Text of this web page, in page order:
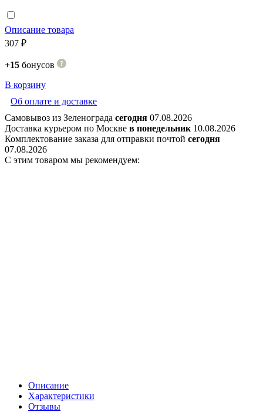
Описание товара
307 ₽
+15 бонусов
В корзину
Об оплате и доставке
Самовывоз из Зеленограда сегодня 07.08.2026
Доставка курьером по Москве в понедельник 10.08.2026
Комплектование заказа для отправки почтой сегодня
07.08.2026
С этим товаром мы рекомендуем:
Описание
Характеристики
Отзывы